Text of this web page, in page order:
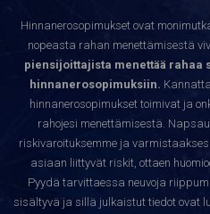
Hinnanerosopimukset ovat
nopeasta rahan menettämisestä
piensijoittajista menettää rahaa
hinnanerosopimuksiin.
hinnanerosopimukset toimivat ja
rahojesi menettämisestä.
riskivaroituksemme ja
asiaan liittyvät riskit, ottaen
Pyydä tarvittaessa neuvoja
sisältyvä ja sillä julkaistut tiedot ovat